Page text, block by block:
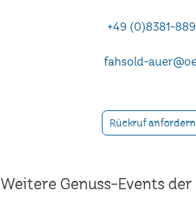
+49 (0)8381-
fahsold-
Rückruf anfordern
Weitere Genuss-Events der